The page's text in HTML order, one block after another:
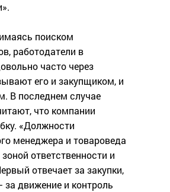
поиском
работодатели в
часто через
его и закупщиком, и
В последнем случае
что компании
«Должности
менеджера и товароведа
ответственности и
отвечает за закупки,
за движение и контроль